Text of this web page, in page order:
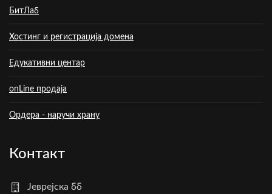
БитЛаб
Хостинг и регистрација домена
Едукативни центар
onLine продаја
Ордера - наручи храну
Контакт
Јеврејска бб